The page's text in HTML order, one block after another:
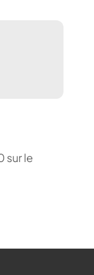
sur le